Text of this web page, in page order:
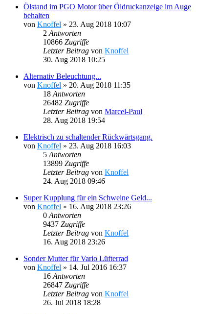
Ölstand im PGO Motor über Öldruckanzeige im Auge
behalten
von Knoffel » 23. Aug 2018 10:07
2 Antworten
10866 Zugriffe
Letzter Beitrag von Knoffel
30. Aug 2018 10:25
Alternativ Beleuchtung...
von Knoffel » 20. Aug 2018 11:35
18 Antworten
26482 Zugriffe
Letzter Beitrag von Marcel-Paul
28. Aug 2018 19:54
Elektrisch zu schaltender Rückwärtsgang.
von Knoffel » 23. Aug 2018 16:03
5 Antworten
13899 Zugriffe
Letzter Beitrag von Knoffel
24. Aug 2018 09:46
Super Kupplung für ein Schweine Geld...
von Knoffel » 16. Aug 2018 23:26
0 Antworten
9437 Zugriffe
Letzter Beitrag von Knoffel
16. Aug 2018 23:26
Sonder Mutter für Vario Lüfterrad
von Knoffel » 14. Jul 2016 16:37
16 Antworten
26847 Zugriffe
Letzter Beitrag von Knoffel
26. Jul 2018 18:28